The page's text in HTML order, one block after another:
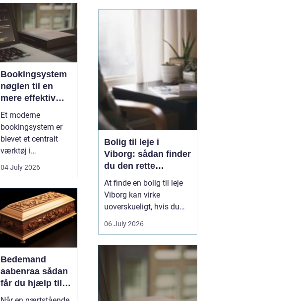
Bookingsystem
nøglen til en
mere effektiv
klinikhverdag
Et moderne
bookingsystem er
blevet et centralt
værktøj i
sundhedssektoren.
Klinikker, praksis og
beh...
04 July 2026
Bedemand
aabenraa sådan
får du hjælp til
en værdig
spænder vidt. Når man
Bolig til leje i
Viborg: sådan finder
du den rette
lejlighed
At finde en bolig til leje
Viborg kan virke
uoverskueligt, hvis du
ikke kender byen eller det
lokale boligmarked. Der
priserne varierer, og
områderne har hver
deres særpræg. Med en
klar plan, lidt viden om
06 July 2026